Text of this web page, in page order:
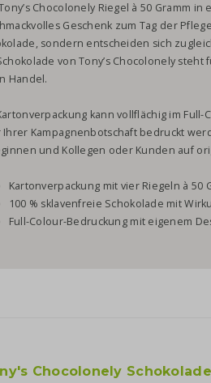
Chocolonely Riegel à 50 Gramm
Geschenk zum Tag der
sondern entscheiden sich
von Tony’s Chocolonely
Handel.
kann vollflächig im
Ihrer Kampagnenbotschaft bedruckt
und Kollegen oder Kunden auf
Kartonverpackung mit vier Riegeln à 50
100 % sklavenfreie Schokolade mit
Full-Colour-Bedruckung mit eigenem
Chocolonely Schokolade